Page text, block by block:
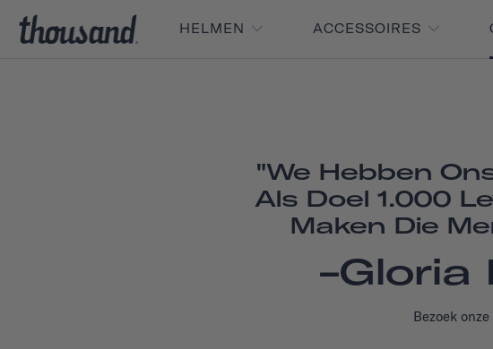
HELMEN ACCESSOIRES
"We Hebben
Als Doel 1.000
Maken Die
-Gloria
Bezoek onze